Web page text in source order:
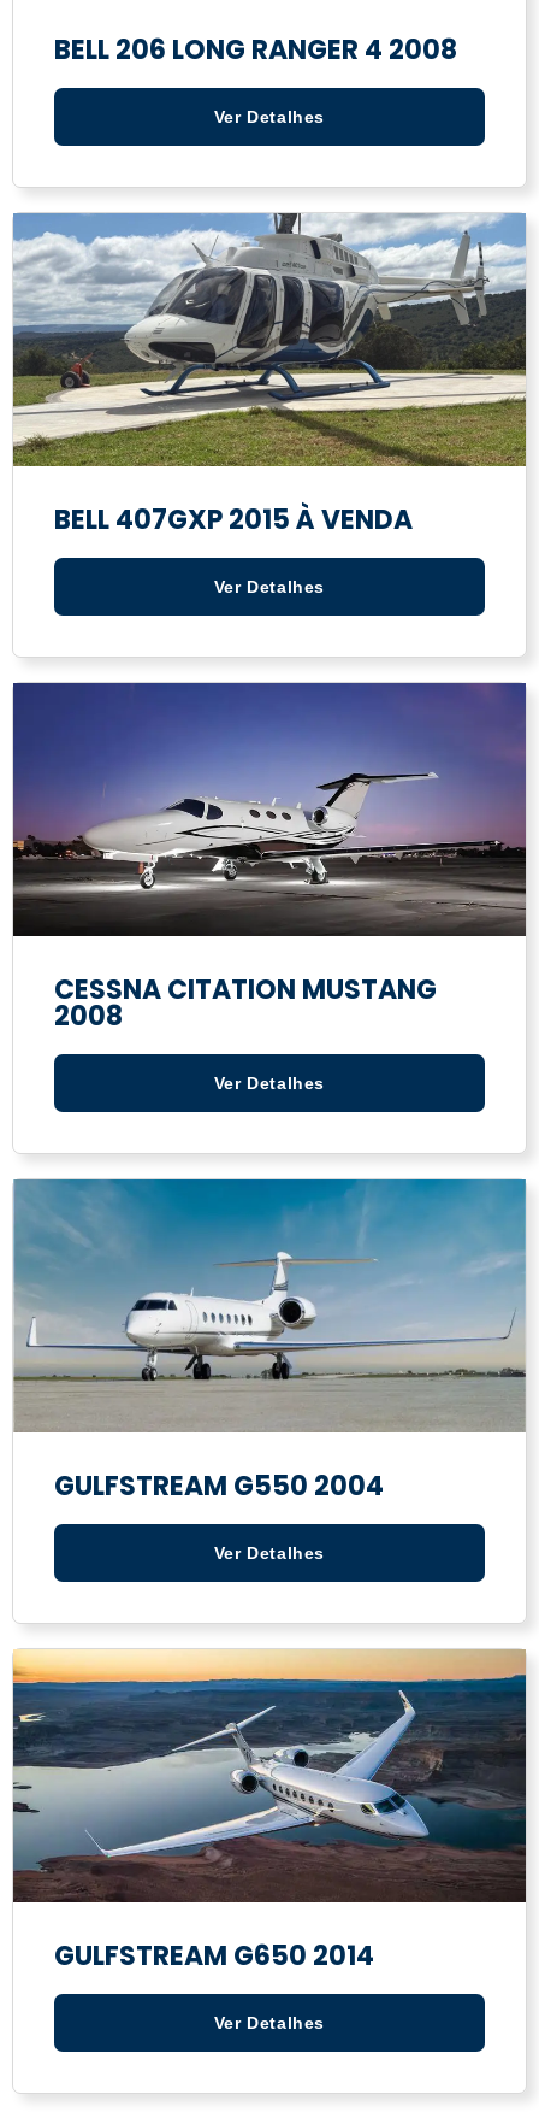
BELL 206 LONG RANGER 4 2008
Ver Detalhes
BELL 407GXP 2015 À VENDA
Ver Detalhes
CESSNA CITATION MUSTANG
2008
Ver Detalhes
GULFSTREAM G550 2004
Ver Detalhes
GULFSTREAM G650 2014
Ver Detalhes